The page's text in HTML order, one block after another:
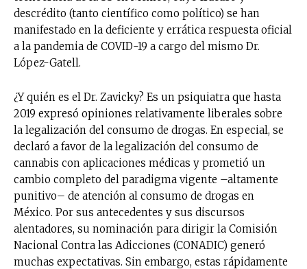
descrédito (tanto científico como político) se han
manifestado en la deficiente y errática respuesta oficial
a la pandemia de COVID-19 a cargo del mismo Dr.
López-Gatell.
¿Y quién es el Dr. Zavicky? Es un psiquiatra que hasta
2019 expresó opiniones relativamente liberales sobre
la legalización del consumo de drogas. En especial, se
declaró a favor de la legalización del consumo de
cannabis con aplicaciones médicas y prometió un
cambio completo del paradigma vigente –altamente
punitivo– de atención al consumo de drogas en
México. Por sus antecedentes y sus discursos
alentadores, su nominación para dirigir la Comisión
Nacional Contra las Adicciones (CONADIC) generó
muchas expectativas. Sin embargo, estas rápidamente